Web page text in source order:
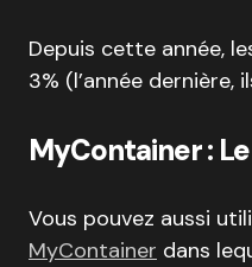
Depuis cette année,
3% (l’année dernière,
MyContainer :
Vous pouvez aussi
MyContainer dans